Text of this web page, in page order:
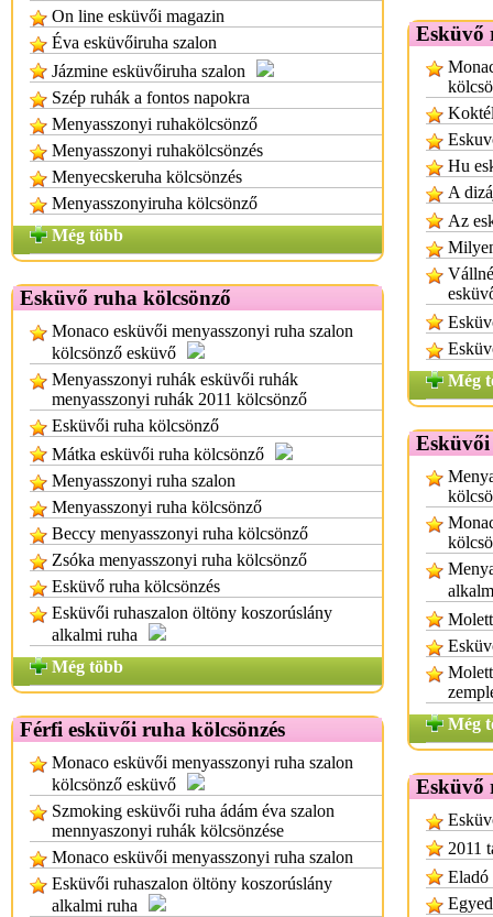
On line esküvői magazin
Éva esküvőiruha szalon
Jázmine esküvőiruha szalon
Szép ruhák a fontos napokra
Menyasszonyi ruhakölcsönző
Menyasszonyi ruhakölcsönzés
Menyecskeruha kölcsönzés
Menyasszonyiruha kölcsönző
Még több
Esküvő ruha kölcsönző
Monaco esküvői menyasszonyi ruha szalon
kölcsönző esküvő
Menyasszonyi ruhák esküvői ruhák
menyasszonyi ruhák 2011 kölcsönző
Esküvői ruha kölcsönző
Mátka esküvői ruha kölcsönző
Menyasszonyi ruha szalon
Menyasszonyi ruha kölcsönző
Beccy menyasszonyi ruha kölcsönző
Zsóka menyasszonyi ruha kölcsönző
Esküvő ruha kölcsönzés
Esküvői ruhaszalon öltöny koszorúslány
alkalmi ruha
Még több
Férfi esküvői ruha kölcsönzés
Monaco esküvői menyasszonyi ruha szalon
kölcsönző esküvő
Szmoking esküvői ruha ádám éva szalon
mennyaszonyi ruhák kölcsönzése
Monaco esküvői menyasszonyi ruha szalon
Esküvői ruhaszalon öltöny koszorúslány
alkalmi ruha
Esküvő
Hu
A
Az
Még
Esküvői
Még
Esküvő
2011
Eladó